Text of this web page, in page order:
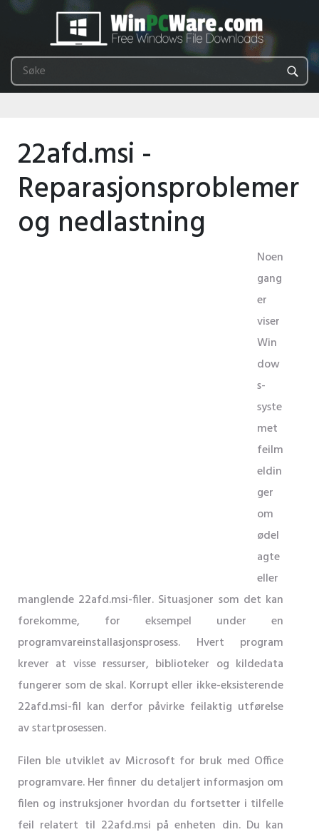
22afd.msi -
Reparasjonsproblemer
og nedlastning
Noen
gang
er
viser
Win
dow
s-
syste
met
feilm
eldin
ger
om
ødel
agte
eller
manglende 22afd.msi-filer. Situasjoner som det kan
forekomme, for eksempel under en
programvareinstallasjonsprosess. Hvert program
krever at visse ressurser, biblioteker og kildedata
fungerer som de skal. Korrupt eller ikke-eksisterende
22afd.msi-fil kan derfor påvirke feilaktig utførelse
av startprosessen.
Filen ble utviklet av Microsoft for bruk med Office
programvare. Her finner du detaljert informasjon om
filen og instruksjoner hvordan du fortsetter i tilfelle
feil relatert til 22afd.msi på enheten din. Du kan